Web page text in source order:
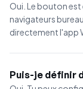
Oui. Le bouton
navigateurs
directement l'app
Puis-je définir